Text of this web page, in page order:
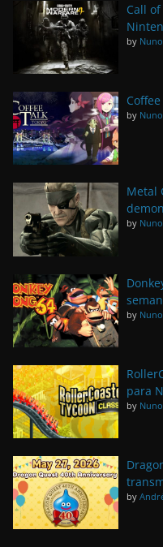
Call
by
by
Metal
by
by
para
by
by